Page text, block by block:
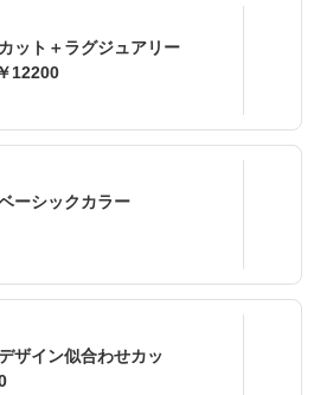
ット＋ラグジュアリー
12200
ーシックカラー
ザイン似合わせカッ